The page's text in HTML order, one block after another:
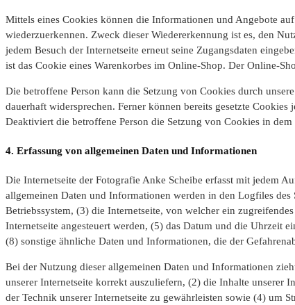
Mittels eines Cookies können die Informationen und Angebote
wiederzuerkennen. Zweck dieser Wiedererkennung ist es, den
jedem Besuch der Internetseite erneut seine Zugangsdaten
ist das Cookie eines Warenkorbes im Online-Shop. Der Online-
Die betroffene Person kann die Setzung von Cookies durch
dauerhaft widersprechen. Ferner können bereits gesetzte
Deaktiviert die betroffene Person die Setzung von Cookies in
4. Erfassung von allgemeinen Daten und Informationen
Die Internetseite der Fotografie Anke Scheibe erfasst mit jedem
allgemeinen Daten und Informationen werden in den Logfiles
Betriebssystem, (3) die Internetseite, von welcher ein
Internetseite angesteuert werden, (5) das Datum und die Uhrzeit
(8) sonstige ähnliche Daten und Informationen, die der
Bei der Nutzung dieser allgemeinen Daten und Informationen
unserer Internetseite korrekt auszuliefern, (2) die Inhalte unserer
der Technik unserer Internetseite zu gewährleisten sowie (4) um